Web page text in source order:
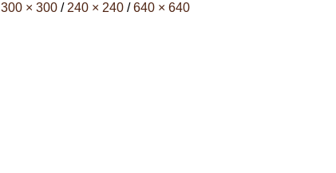
300 × 300 / 240 × 240 / 640 × 640